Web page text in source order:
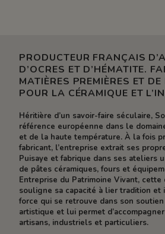
PRODUCTEUR FRANÇAIS
D’OCRES ET D’HÉMATITE.
MATIÈRES PREMIÈRES ET DE
POUR LA CÉRAMIQUE ET
Héritière d’un savoir-faire séculaire,
référence européenne dans le
et de la haute température. À la fois
fabricant, l’entreprise extrait ses
Puisaye et fabrique dans ses ateliers
de pâtes céramiques, fours et
Entreprise du Patrimoine Vivant, cette
souligne sa capacité à lier tradition et
force qui se retrouve dans son
artistique et lui permet
artisans, industriels et particuliers.